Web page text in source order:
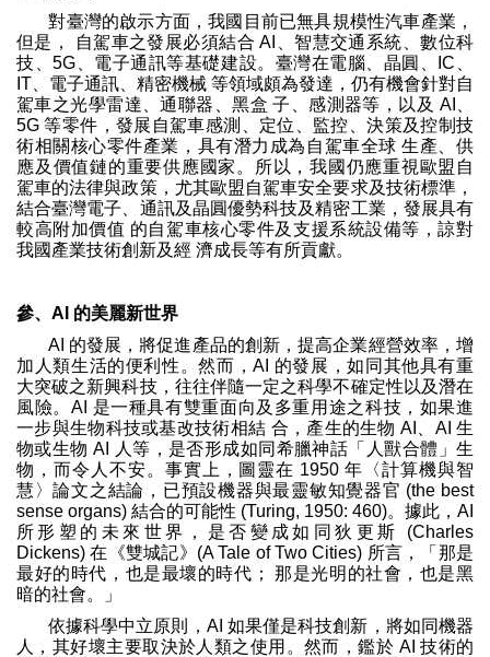
對臺灣的啟示方面，我國目前已無具規模性汽車產業，
但是， 自駕車之發展必須結合 AI、智慧交通系統、數位科
技、5G、電子通訊等基礎建設。臺灣在電腦、晶圓、IC、
IT、電子通訊、精密機械 等領域頗為發達，仍有機會針對自
駕車之光學雷達、通聯器、黑盒 子、感測器等，以及 AI、
5G 等零件，發展自駕車感測、定位、監控、決策及控制技
術相關核心零件產業，具有潛力成為自駕車全球 生產、供
應及價值鏈的重要供應國家。所以，我國仍應重視歐盟自
駕車的法律與政策，尤其歐盟自駕車安全要求及技術標準，
結合臺灣電子、通訊及晶圓優勢科技及精密工業，發展具有
較高附加價值 的自駕車核心零件及支援系統設備等，諒對
我國產業技術創新及經 濟成長等有所貢獻。
參、AI 的美麗新世界
AI 的發展，將促進產品的創新，提高企業經營效率，增
加人類生活的便利性。然而，AI 的發展，如同其他具有重
大突破之新興科技，往往伴隨一定之科學不確定性以及潛在
風險。AI 是一種具有雙重面向及多重用途之科技，如果進
一步與生物科技或基改技術相結 合，產生的生物 AI、AI 生
物或生物 AI 人等，是否形成如同希臘神話「人獸合體」生
物，而令人不安。事實上，圖靈在 1950 年〈計算機與智
慧〉論文之結論，已預設機器與最靈敏知覺器官 (the best
sense organs) 結合的可能性 (Turing, 1950: 460)。據此，AI
所形塑的未來世界，是否變成如同狄更斯 (Charles
Dickens) 在《雙城記》(A Tale of Two Cities) 所言，「那是
最好的時代，也是最壞的時代； 那是光明的社會，也是黑
暗的社會。」
依據科學中立原則，AI 如果僅是科技創新，將如同機器
人，其好壞主要取決於人類之使用。然而，鑑於 AI 技術的